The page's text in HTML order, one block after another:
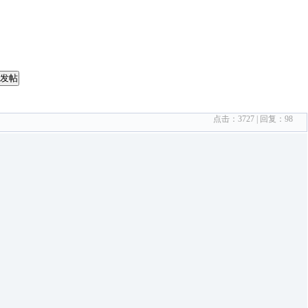
帖
点击： 3727 | 回复： 98